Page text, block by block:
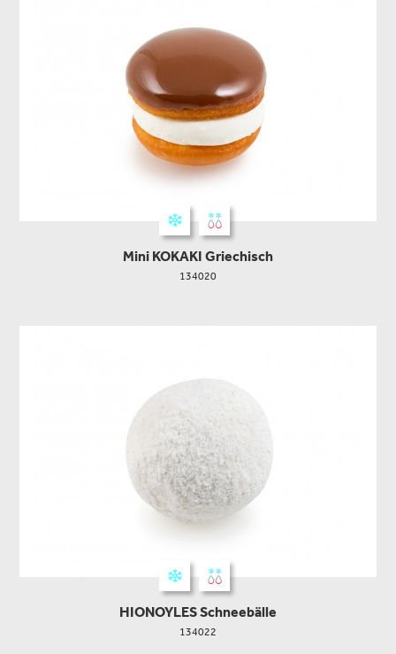
Mini KOKAKI Griechisch
134020
HIONOYLES Schneebälle
134022